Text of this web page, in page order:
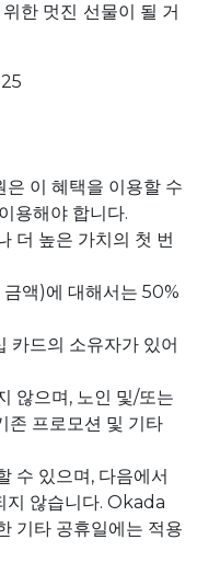
한 멋진 선물이 될 거
이 혜택을 이용할 수
용해야 합니다.
더 높은 가치의 첫 번
액)에 대해서는 50%
카드의 소유자가 있어
않으며, 노인 및/또는
존 프로모션 및 기타
수 있으며, 다음에서
지 않습니다. Okada
기타 공휴일에는 적용